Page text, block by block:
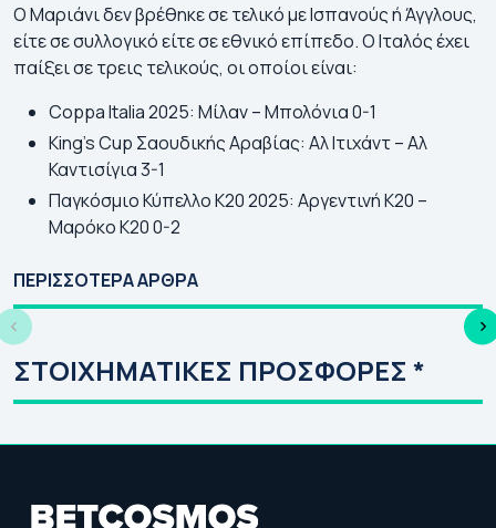
Ο Μαριάνι δεν βρέθηκε σε τελικό με Ισπανούς ή Άγγλους,
είτε σε συλλογικό είτε σε εθνικό επίπεδο. Ο Ιταλός έχει
παίξει σε τρεις τελικούς, οι οποίοι είναι:
Coppa Italia 2025: Μίλαν – Μπολόνια 0-1
King’s Cup Σαουδικής Αραβίας: Αλ Ιτιχάντ – Αλ
Καντισίγια 3-1
Παγκόσμιο Κύπελλο Κ20 2025: Αργεντινή Κ20 –
Μαρόκο Κ20 0-2
ΠΕΡΙΣΣΟΤΕΡΑ ΑΡΘΡΑ
💯Τα ματς που
στοιχηματικός
Τύπος (06/08)
|
ΣΤΟΙΧΗΜΑΤΙΚΕΣ ΠΡΟΣΦΟΡΕΣ *